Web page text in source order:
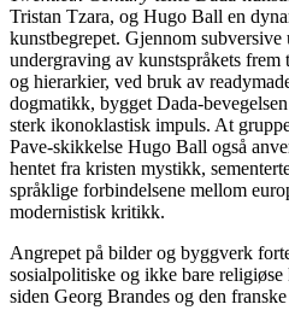
Tristan Tzara, og Hugo Ball en
kunstbegrepet. Gjennom
undergraving av kunstspråkets
og hierarkier, ved bruk av
dogmatikk, bygget Dada-
sterk ikonoklastisk impuls. At
Pave-skikkelse Hugo Ball også
hentet fra kristen mystikk,
språklige forbindelsene mellom
modernistisk kritikk.
Angrepet på bilder og byggverk
sosialpolitiske og ikke bare
siden Georg Brandes og den